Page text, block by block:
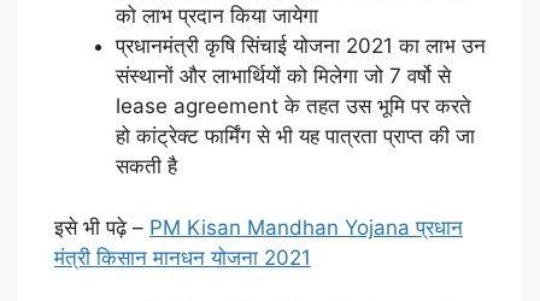
को लाभ प्रदान किया जायेगा
प्रधानमंत्री कृषि सिंचाई योजना 2021 का लाभ उन
संस्थानों और लाभार्थियों को मिलेगा जो 7 वर्षो से
lease agreement के तहत उस भूमि पर करते
हो कांट्रेक्ट फार्मिंग से भी यह पात्रता प्राप्त की जा
सकती है
इसे भी पढ़े – PM Kisan Mandhan Yojana प्रधान
मंत्री किसान मानधन योजना 2021